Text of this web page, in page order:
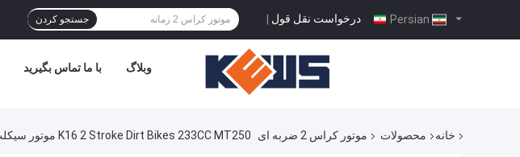
درخواست نقل قول | جستجو کردن
با ما تماس بگیرید وبلاگ
خانه محصولات موتور کراس 2 ضربه ای K16 2 Stroke Dirt Bikes 233CC MT250 موتور سیکلت آب خنک